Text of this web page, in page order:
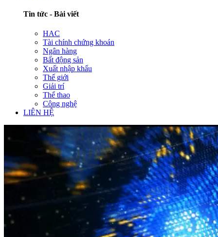
Tin tức - Bài viết
HAC
Tài chính chứng khoán
Ngân hàng
Bất động sản
Xuất nhập khẩu
Thế giới
Giải trí
Thể thao
Công nghệ
LIÊN HỆ